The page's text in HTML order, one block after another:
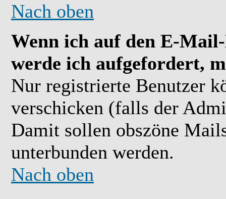
Nach oben
Wenn ich auf den E-
werde ich aufgefordert,
Nur registrierte Benutzer
verschicken (falls der
Damit sollen obszöne
unterbunden werden.
Nach oben